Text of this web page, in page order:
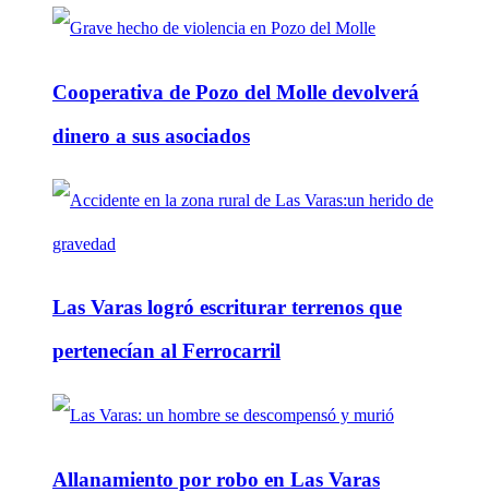
Cooperativa de Pozo del Molle devolverá
dinero a sus asociados
Las Varas logró escriturar terrenos que
pertenecían al Ferrocarril
Allanamiento por robo en Las Varas